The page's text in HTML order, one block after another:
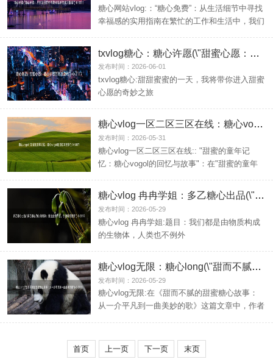
糖心网站vlog:：“糖心免费”：从生活细节中寻找
幸福感的实用指南在繁忙的工作和生活中，我们
txvlog糖心：糖心许愿(\"甜蜜心愿：糖心许愿的奇妙之旅\")
发布时间：2026-06-01
txvlog糖心:甜甜蜜蜜的一天，我将带你进入甜蜜
心愿的奇妙之旅
糖心vlog一区二区三区在线：糖心vogol(\"甜蜜的童年记忆：糖心vogol的回忆与故事\")
发布时间：2026-05-31
糖心vlog一区二区三区在线:: "甜蜜的童年记
忆：糖心vogol的回忆与故事"：在"甜蜜的童年
糖心vlog 冉冉学姐：多乙糖心出品(\"多乙糖心的心动时刻：推出全新产品，引领科技潮流\")
发布时间：2026-05-29
糖心vlog 冉冉学姐:题目：我们都是由物质构成
的生物体，人类也不例外
糖心vlog无限：糖心long(\"甜而不腻的甜蜜糖心故事：从一介平凡到一曲美妙的歌\")
发布时间：2026-05-29
糖心vlog无限:在《甜而不腻的甜蜜糖心故事：
从一介平凡到一曲美妙的歌》这篇文章中，作者
首页 上一页 下一页 末页